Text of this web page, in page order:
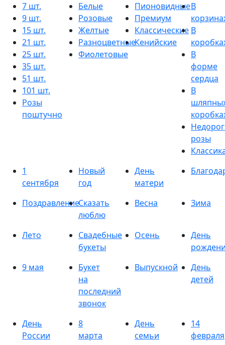
7 шт.
9 шт.
15 шт.
21 шт.
25 шт.
35 шт.
51 шт.
101 шт.
Розы
поштучно
Белые
Розовые
Желтые
Разноцветные
Фиолетовые
Пионовидные
Премиум
Классические
Кенийские
В
В
В
форме
сердца
В
розы
1
сентября
Новый
год
День
матери
ПоздравлениеСказать
люблю
Весна Зима
Лето
Свадебные
букеты
Осень
День
9 мая
Букет
на
последний
звонок
Выпускной
День
детей
День
России
8
марта
День
семьи
14
февраля